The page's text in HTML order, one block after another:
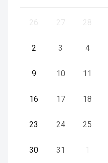
2 3 4
9 10 11
16 17 18
23 24 25
30 31